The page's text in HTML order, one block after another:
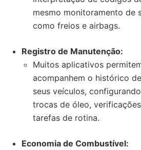
mesmo monitoramento de
como freios e airbags.
Registro de Manutenção:
Muitos aplicativos
acompanhem o histórico
seus veículos,
trocas de óleo,
tarefas de rotina.
Economia de Combustível: